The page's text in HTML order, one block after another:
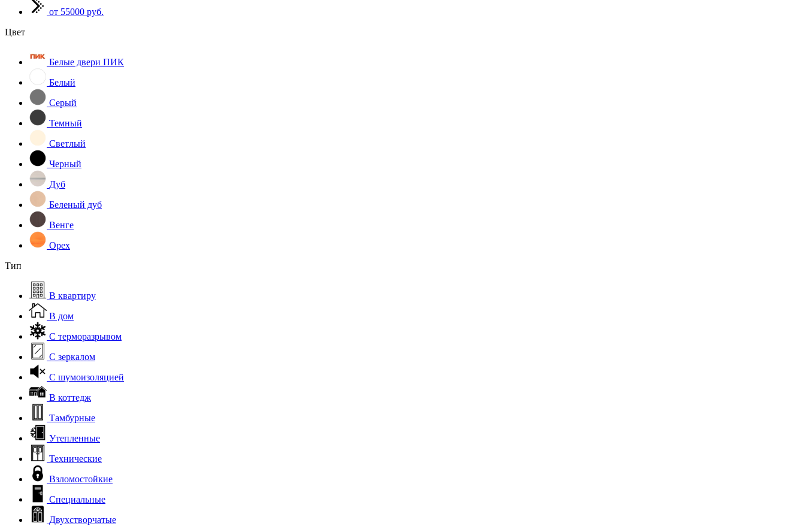
от 55000 руб.
Цвет
Белые двери ПИК
Белый
Серый
Темный
Светлый
Черный
Дуб
Беленый дуб
Венге
Орех
Тип
В квартиру
В дом
С терморазрывом
С зеркалом
С шумоизоляцией
В коттедж
Тамбурные
Утепленные
Технические
Взломостойкие
Специальные
Двухстворчатые